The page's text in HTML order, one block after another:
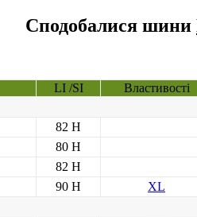
Сподобалися шини
LI /SI
Властивості
82 H
80 H
82 H
90 H
XL